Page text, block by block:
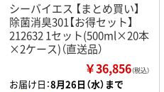
シーバイエス 【まとめ買い】
除菌消臭301【お得セット】
212632 1セット(500ml×20本
×2ケース)（直送品）
￥36,856（税込）
お届け日：8月26日（水）まで